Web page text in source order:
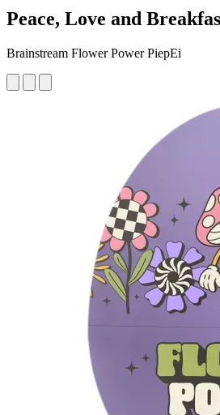
Peace, Love and
Brainstream Flower Power PiepEi